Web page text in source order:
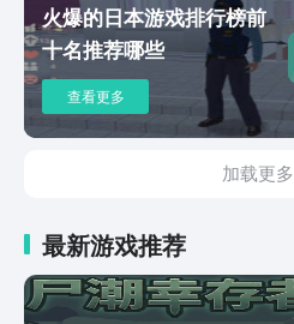
火爆的日本游戏排行榜前
十名推荐哪些
查看更多
加载更多
最新游戏推荐